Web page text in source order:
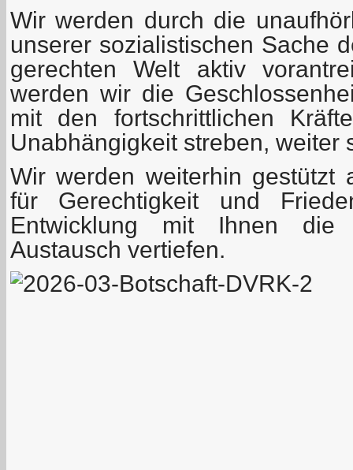
Wir werden durch die
unserer sozialistischen Sache
gerechten Welt aktiv
werden wir die
mit den fortschrittlichen
Unabhängigkeit streben, weiter
Wir werden weiterhin gestützt
für Gerechtigkeit und
Entwicklung mit Ihnen die
Austausch vertiefen.